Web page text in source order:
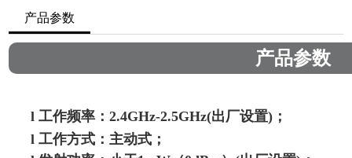
产品参数
产品参
l 工作频率：2.4GHz-2.5GHz(出厂设置)；
l 工作方式：主动式；